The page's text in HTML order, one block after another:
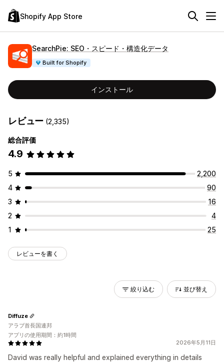
Shopify App Store
SearchPie: SEO・スピード・構造化データ
Built for Shopify
インストール
レビュー (2,335)
総合評価
4.9
5
2,200
4
90
3
16
2
4
1
25
レビューを書く
絞り込む 並び替え
2026年5月11日
David was really helpful and explained everything in details
Diffuze
アラブ首長国連邦
アプリの使用期間：約1時間